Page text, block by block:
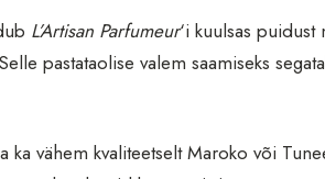
L’Artisan Parfumeur‘i kuulsas
pastataolise valem saamiseks
ka vähem kvaliteetselt Maroko või